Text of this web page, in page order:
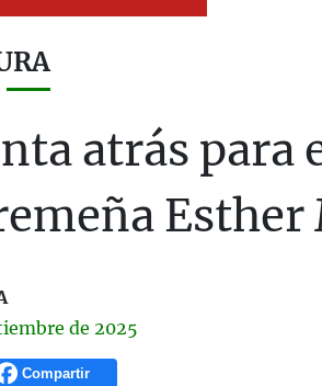
atrás para
Esther
de 2025
Compartir